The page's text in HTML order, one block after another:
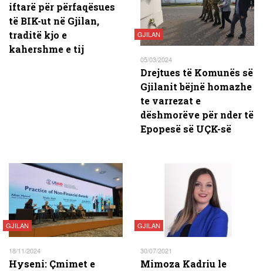
iftarë për përfaqësues
të BIK-ut në Gjilan,
traditë kjo e
kahershme e tij
GJILAN
05/03/2024
Drejtues të Komunës së
Gjilanit bëjnë homazhe
te varrezat e
dëshmorëve për nder të
Epopesë së UÇK-së
GJILAN
18/11/2024
Hyseni: Çmimet e
GJILAN
30/07/2021
Mimoza Kadriu le